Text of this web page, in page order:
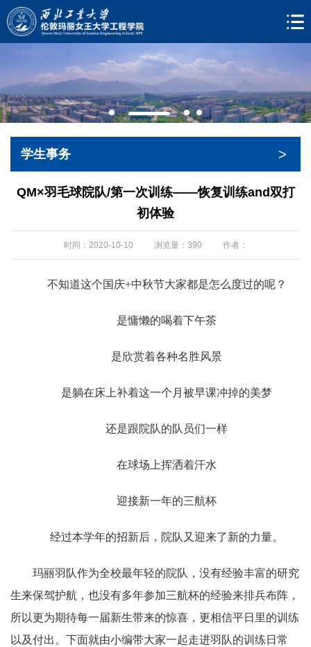
学生事务 >
QM×羽毛球院队/第一次训练——恢复训练and双打
初体验
时间：2020-10-10 浏览量： 390 作者：
不知道这个国庆+中秋节大家都是怎么度过的呢？
是慵懒的喝着下午茶
是欣赏着各种名胜风景
是躺在床上补着这一个月被早课冲掉的美梦
还是跟院队的队员们一样
在球场上挥洒着汗水
迎接新一年的三航杯
经过本学年的招新后，院队又迎来了新的力量。
玛丽羽队作为全校最年轻的院队，没有经验丰富的研究
生来保驾护航，也没有多年参加三航杯的经验来排兵布阵，
所以更为期待每一届新生带来的惊喜，更相信平日里的训练
以及付出。下面就由小编带大家一起走进羽队的训练日常